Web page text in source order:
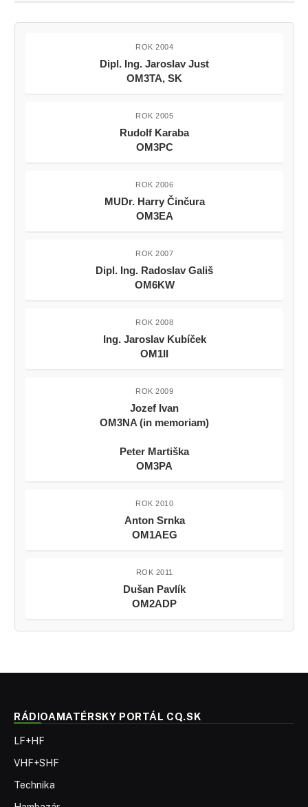
ROK 2004
Dipl. Ing. Jaroslav Just
OM3TA, SK
ROK 2005
Rudolf Karaba
OM3PC
ROK 2006
MUDr. Harry Činčura
OM3EA
ROK 2007
Dipl. Ing. Radoslav Gališ
OM6KW
ROK 2008
Ing. Jaroslav Kubíček
OM1II
ROK 2009
Jozef Ivan
OM3NA (in memoriam)
Peter Martiška
OM3PA
ROK 2010
Anton Srnka
OM1AEG
ROK 2011
Dušan Pavlík
OM2ADP
RÁDIOAMATÉRSKY PORTÁL CQ.SK
LF+HF
VHF+SHF
Technika